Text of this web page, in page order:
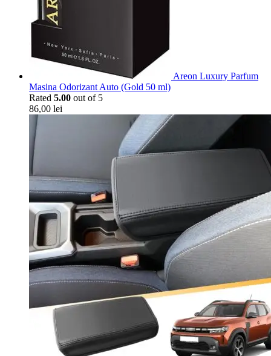
Areon Luxury Parfum
Masina Odorizant Auto (Gold 50 ml)
Rated 5.00 out of 5
86,00 lei